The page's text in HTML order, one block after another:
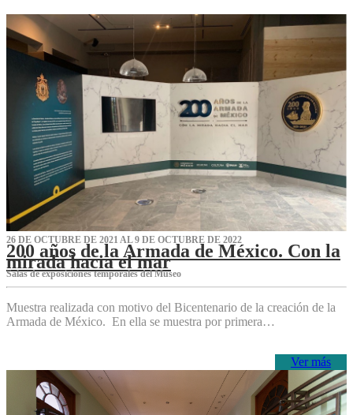
26 DE OCTUBRE DE 2021 AL 9 DE OCTUBRE DE 2022
200 años de la Armada de México. Con la
mirada hacia el mar
Salas de exposiciones temporales del Museo‌
Muestra realizada con motivo del Bicentenario de la creación de la
Armada de México. En ella se muestra por primera…
Ver más